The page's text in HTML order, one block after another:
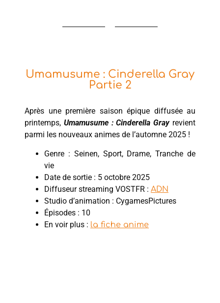
Umamusume : Cinderella Gray
Partie 2
Après une première saison épique diffusée au
printemps, Umamusume : Cinderella Grayrevient
parmi les nouveaux animes de l’automne 2025 !
Genre : Seinen, Sport, Drame, Tranche de
vie
Date de sortie : 5 octobre 2025
Diffuseur streaming VOSTFR : ADN
Studio d’animation : CygamesPictures
Épisodes : 10
En voir plus : la fiche anime